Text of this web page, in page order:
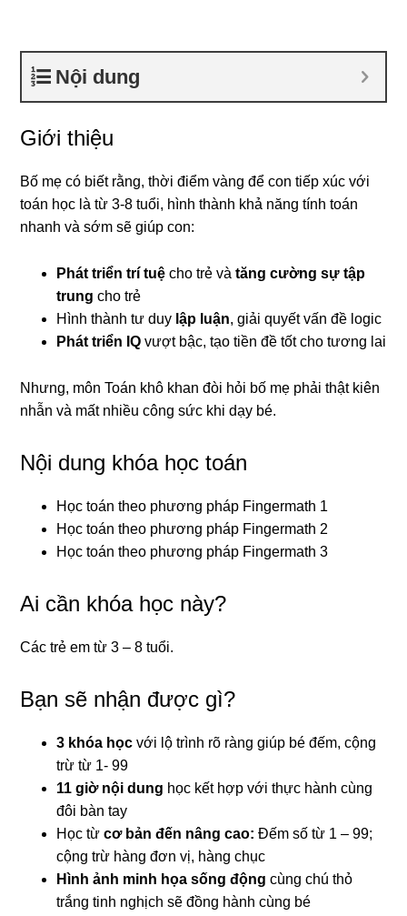
Nội dung
Giới thiệu
Bố mẹ có biết rằng, thời điểm vàng để con tiếp xúc với
toán học là từ 3-8 tuổi, hình thành khả năng tính toán
nhanh và sớm sẽ giúp con:
Phát triển trí tuệ cho trẻ vàtăng cường sự tập
trung cho trẻ
Hình thành tư duy lập luận, giải quyết vấn đề logic
Phát triển IQ vượt bậc, tạo tiền đề tốt cho tương lai
Nhưng, môn Toán khô khan đòi hỏi bố mẹ phải thật kiên
nhẫn và mất nhiều công sức khi dạy bé.
Nội dung khóa học toán
Học toán theo phương pháp Fingermath 1
Học toán theo phương pháp Fingermath 2
Học toán theo phương pháp Fingermath 3
Ai cần khóa học này?
Các trẻ em từ 3 – 8 tuổi.
Bạn sẽ nhận được gì?
3 khóa học với lộ trình rõ ràng giúp bé đếm, cộng
trừ từ 1- 99
11 giờ nội dung học kết hợp với thực hành cùng
đôi bàn tay
Học từcơ bản đến nâng cao: Đếm số từ 1 – 99;
cộng trừ hàng đơn vị, hàng chục
Hình ảnh minh họa sống động cùng chú thỏ
trắng tinh nghịch sẽ đồng hành cùng bé